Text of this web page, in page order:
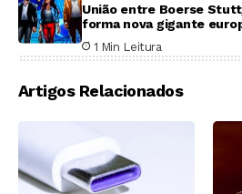
União entre Boerse
forma nova gigante
1 Min Leitura
Artigos Relacionados